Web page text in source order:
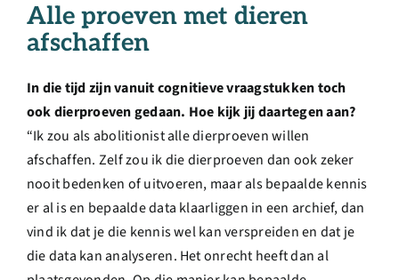
Alle proeven met dieren
afschaffen
In die tijd zijn vanuit cognitieve vraagstukken toch
ook dierproeven gedaan. Hoe kijk jij daartegen aan?
“Ik zou als abolitionist alle dierproeven willen
afschaffen. Zelf zou ik die dierproeven dan ook zeker
nooit bedenken of uitvoeren, maar als bepaalde kennis
er al is en bepaalde data klaarliggen in een archief, dan
vind ik dat je die kennis wel kan verspreiden en dat je
die data kan analyseren. Het onrecht heeft dan al